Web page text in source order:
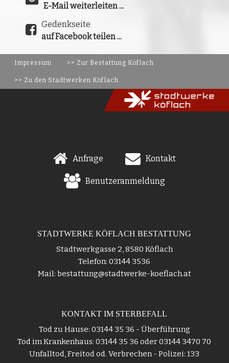
E-Mail weiterleiten ...
Gedenkseite
auf Facebook teilen ...
Impressum >> Zur Bestattung Köflach
>> Zu den Stadtwerken Köflach
Anfrage Kontakt
Benutzeranmeldung
STADTWERKE KÖFLACH BESTATTUNG
Stadtwerkgasse 2, 8580 Köflach
Telefon: 03144 3536
Mail: bestattung@stadtwerke-koeflach.at
KONTAKT IM STERBEFALL
Tod zu Hause: 03144 35 36 - Überführung
Tod im Krankenhaus: 03144 35 36 oder 03144 3470 70
Unfalltod, Freitod od. Verbrechen - Polizei: 133